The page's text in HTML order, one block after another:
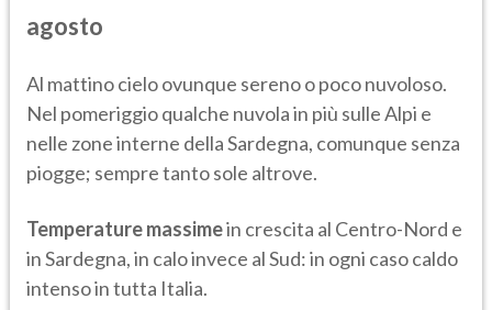
agosto
Al mattino cielo ovunque sereno o poco nuvoloso.
Nel pomeriggio qualche nuvola in più sulle Alpi e
nelle zone interne della Sardegna, comunque senza
piogge; sempre tanto sole altrove.
Temperature massimein crescita al Centro-Nord e
in Sardegna, in calo invece al Sud: in ogni caso caldo
intenso in tutta Italia.